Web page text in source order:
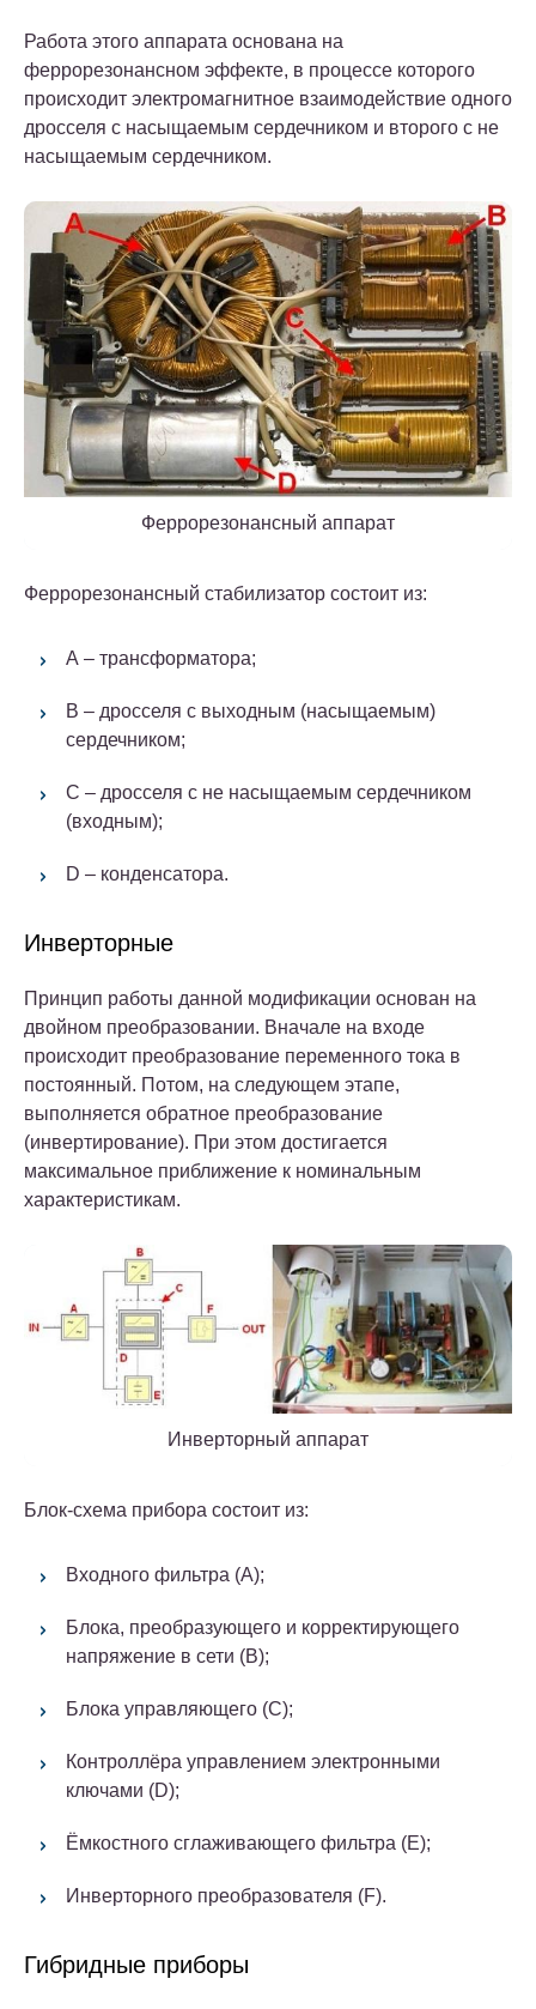
Работа этого аппарата основана на
феррорезонансном эффекте, в процессе которого
происходит электромагнитное взаимодействие одного
дросселя с насыщаемым сердечником и второго с не
насыщаемым сердечником.
Феррорезонансный аппарат
Феррорезонансный стабилизатор состоит из:
А – трансформатора;
В – дросселя с выходным (насыщаемым)
сердечником;
С – дросселя с не насыщаемым сердечником
(входным);
D – конденсатора.
Инверторные
Принцип работы данной модификации основан на
двойном преобразовании. Вначале на входе
происходит преобразование переменного тока в
постоянный. Потом, на следующем этапе,
выполняется обратное преобразование
(инвертирование). При этом достигается
максимальное приближение к номинальным
характеристикам.
Инверторный аппарат
Блок-схема прибора состоит из:
Входного фильтра (А);
Блока, преобразующего и корректирующего
напряжение в сети (В);
Блока управляющего (С);
Контроллёра управлением электронными
ключами (D);
Ёмкостного сглаживающего фильтра (Е);
Инверторного преобразователя (F).
Гибридные приборы